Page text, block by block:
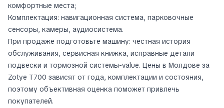
комфортные места;
Комплектация: навигационная система, парковочные
сенсоры, камеры, аудиосистема.
При продаже подготовьте машину: честная история
обслуживания, сервисная книжка, исправные детали
подвески и тормозной системы-value. Цены в Молдове за
Zotye T700 зависят от года, комплектации и состояния,
поэтому объективная оценка поможет привлечь
покупателей.